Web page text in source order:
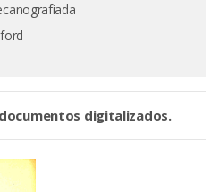
digitalizados.